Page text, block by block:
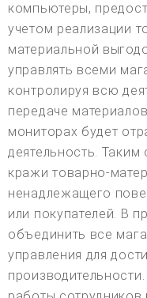
компьютеры,
учетом реализации
материальной
управлять всеми
контролируя всю
передаче
мониторах будет
деятельность.
кражи товарно-
ненадлежащего
или покупателей. В
объединить все
управления для